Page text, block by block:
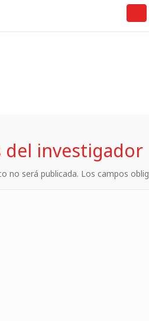
del investigador
no será publicada. Los campos